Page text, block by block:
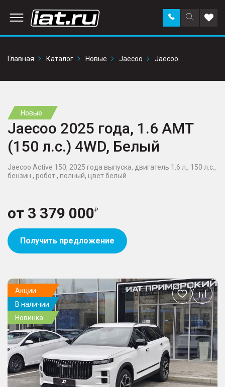
Поиск
по
Заказать
звонок в
Главная
Каталог Новые Jaecoo Jaecoo
Новые
Jaecoo 2025 года, 1.6 AMT
(150 л.с.) 4WD, Белый
Jaecoo Active 150, 2025 года выпуска, двигатель 1.6 л., 150 л.с.,
бензин , робот , полный, цвет белый
от 3 379 000
Получить предложение
Акции
В наличии
Новинка
Добавить
в
избранное